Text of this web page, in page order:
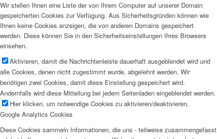
Wir stellen Ihnen eine Liste der von Ihrem Computer auf unserer Domain
gespeicherten Cookies zur Verfügung. Aus Sicherheitsgründen können wie
Ihnen keine Cookies anzeigen, die von anderen Domains gespeichert
werden. Diese können Sie in den Sicherheitseinstellungen Ihres Browsers
einsehen.
Aktivieren, damit die Nachrichtenleiste dauerhaft ausgeblendet wird und
alle Cookies, denen nicht zugestimmt wurde, abgelehnt werden. Wir
benötigen zwei Cookies, damit diese Einstellung gespeichert wird.
Andernfalls wird diese Mitteilung bei jedem Seitenladen eingeblendet werden.
Hier klicken, um notwendige Cookies zu aktivieren/deaktivieren.
Google Analytics Cookies
Diese Cookies sammeln Informationen, die uns - teilweise zusammengefasst